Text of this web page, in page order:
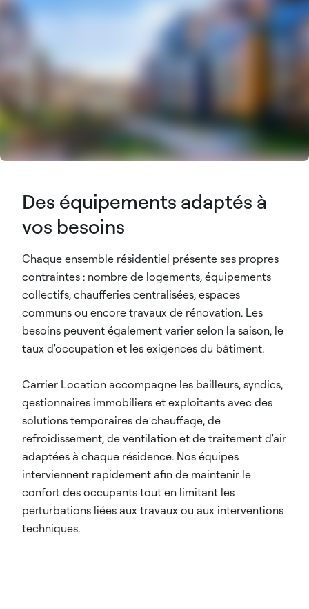
Des équipements adaptés à
vos besoins
Chaque ensemble résidentiel présente ses propres
contraintes : nombre de logements, équipements
collectifs, chaufferies centralisées, espaces
communs ou encore travaux de rénovation. Les
besoins peuvent également varier selon la saison, le
taux d'occupation et les exigences du bâtiment.
Carrier Location accompagne les bailleurs, syndics,
gestionnaires immobiliers et exploitants avec des
solutions temporaires de chauffage, de
refroidissement, de ventilation et de traitement d'air
adaptées à chaque résidence. Nos équipes
interviennent rapidement afin de maintenir le
confort des occupants tout en limitant les
perturbations liées aux travaux ou aux interventions
techniques.